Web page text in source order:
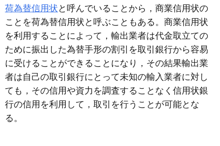
荷為替信用状 と呼んでいることから，商業信用状の
ことを荷為替信用状と呼ぶこともある。商業信用状
を利用することによって，輸出業者は代金取立ての
ために振出した為替手形の割引を取引銀行から容易
に受けることができることになり，その結果輸出業
者は自己の取引銀行にとって未知の輸入業者に対し
ても，その信用や資力を調査することなく信用状銀
行の信用を利用して，取引を行うことが可能とな
る。